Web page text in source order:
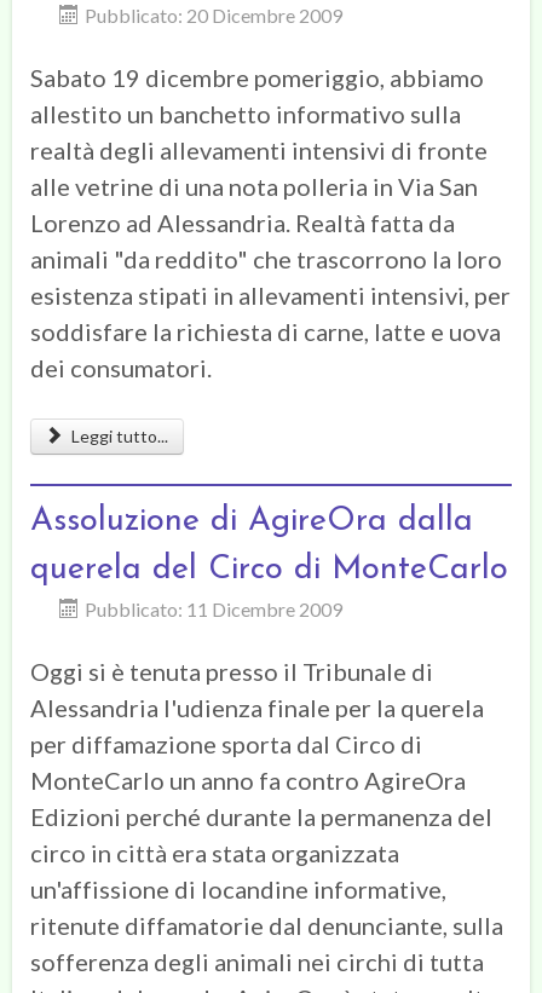
Pubblicato: 20 Dicembre 2009
Sabato 19 dicembre pomeriggio, abbiamo
allestito un banchetto informativo sulla
realtà degli allevamenti intensivi di fronte
alle vetrine di una nota polleria in Via San
Lorenzo ad Alessandria. Realtà fatta da
animali "da reddito" che trascorrono la loro
esistenza stipati in allevamenti intensivi, per
soddisfare la richiesta di carne, latte e uova
dei consumatori.
Leggi tutto...
Assoluzione di AgireOra dalla
querela del Circo di MonteCarlo
Pubblicato: 11 Dicembre 2009
Oggi si è tenuta presso il Tribunale di
Alessandria l'udienza finale per la querela
per diffamazione sporta dal Circo di
MonteCarlo un anno fa contro AgireOra
Edizioni perché durante la permanenza del
circo in città era stata organizzata
un'affissione di locandine informative,
ritenute diffamatorie dal denunciante, sulla
sofferenza degli animali nei circhi di tutta